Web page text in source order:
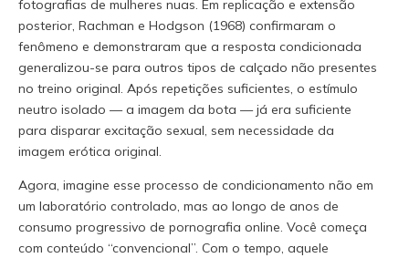
fotografias de mulheres nuas. Em replicação e extensão
posterior, Rachman e Hodgson (1968) confirmaram o
fenômeno e demonstraram que a resposta condicionada
generalizou-se para outros tipos de calçado não presentes
no treino original. Após repetições suficientes, o estímulo
neutro isolado — a imagem da bota — já era suficiente
para disparar excitação sexual, sem necessidade da
imagem erótica original.
Agora, imagine esse processo de condicionamento não em
um laboratório controlado, mas ao longo de anos de
consumo progressivo de pornografia online. Você começa
com conteúdo “convencional”. Com o tempo, aquele